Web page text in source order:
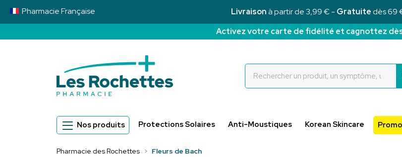
Livraisonà partir de 3,99 € - Gratuitedès 69
PharmacieFrançaise
Activez votre carte de fidélité et cagnottez
Nos produits Protections Solaires Anti-Moustiques Korean Skincare
Pharmacie des Rochettes Fleurs de Bach